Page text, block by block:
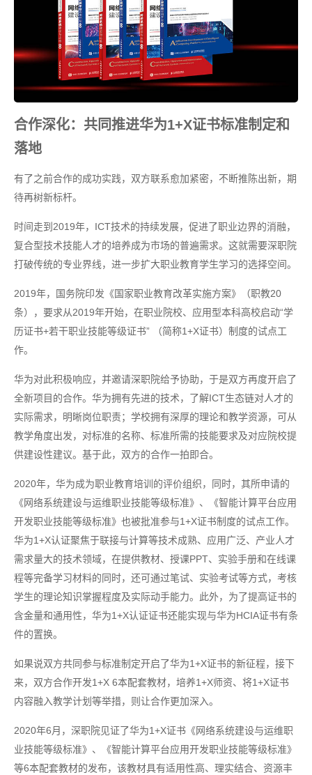
合作深化：共同推进华为1+X证书标准制定和
落地
有了之前合作的成功实践，双方联系愈加紧密，不断推陈出新，期
待再树新标杆。
时间走到2019年，ICT技术的持续发展，促进了职业边界的消融，
复合型技术技能人才的培养成为市场的普遍需求。这就需要深职院
打破传统的专业界线，进一步扩大职业教育学生学习的选择空间。
2019年，国务院印发《国家职业教育改革实施方案》（职教20
条），要求从2019年开始，在职业院校、应用型本科高校启动“学
历证书+若干职业技能等级证书” （简称1+X证书）制度的试点工
作。
华为对此积极响应，并邀请深职院给予协助，于是双方再度开启了
全新项目的合作。华为拥有先进的技术，了解ICT生态链对人才的
实际需求，明晰岗位职责；学校拥有深厚的理论和教学资源，可从
教学角度出发，对标准的名称、标准所需的技能要求及对应院校提
供建设性建议。基于此，双方的合作一拍即合。
2020年，华为成为职业教育培训的评价组织，同时，其所申请的
《网络系统建设与运维职业技能等级标准》、《智能计算平台应用
开发职业技能等级标准》也被批准参与1+X证书制度的试点工作。
华为1+X认证聚焦于联接与计算等技术成熟、应用广泛、产业人才
需求量大的技术领域，在提供教材、授课PPT、实验手册和在线课
程等完备学习材料的同时，还可通过笔试、实验考试等方式，考核
学生的理论知识掌握程度及实际动手能力。此外，为了提高证书的
含金量和通用性，华为1+X认证证书还能实现与华为HCIA证书有条
件的置换。
如果说双方共同参与标准制定开启了华为1+X证书的新征程，接下
来，双方合作开发1+X 6本配套教材，培养1+X师资、将1+X证书
内容融入教学计划等举措，则让合作更加深入。
2020年6月，深职院见证了华为1+X证书《网络系统建设与运维职
业技能等级标准》、《智能计算平台应用开发职业技能等级标准》
等6本配套教材的发布，该教材具有适用性高、理实结合、资源丰